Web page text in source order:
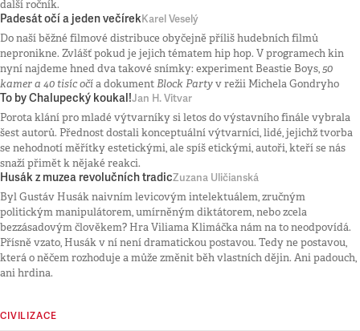
další ročník.
Padesát očí a jeden večírekKarel Veselý
Do naší běžné filmové distribuce obyčejně příliš hudebních filmů
nepronikne. Zvlášť pokud je jejich tématem hip hop. V programech kin
nyní najdeme hned dva takové snímky: experiment Beastie Boys,50
kamer a 40 tisíc očía dokumentBlock Partyv režii Michela Gondryho
To by Chalupecký koukal!Jan H. Vitvar
Porota klání pro mladé výtvarníky si letos do výstavního finále vybrala
šest autorů. Přednost dostali konceptuální výtvarníci, lidé, jejichž tvorba
se nehodnotí měřítky estetickými, ale spíš etickými, autoři, kteří se nás
snaží přimět k nějaké reakci.
Husák z muzea revolučních tradicZuzana Uličianská
Byl Gustáv Husák naivním levicovým intelektuálem, zručným
politickým manipulátorem, umírněným diktátorem, nebo zcela
bezzásadovým člověkem? Hra Viliama Klimáčka nám na to neodpovídá.
Přísně vzato, Husák v ní není dramatickou postavou. Tedy ne postavou,
která o něčem rozhoduje a může změnit běh vlastních dějin. Ani padouch,
ani hrdina.
CIVILIZACE